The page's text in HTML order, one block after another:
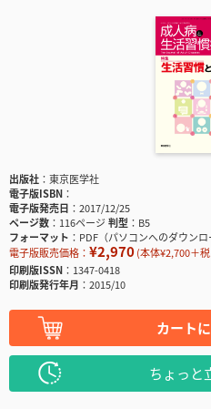
出版社
東京医学社
電子版ISBN
電子版発売日
2017/12/25
ページ数
116ページ判型
B5
フォーマット
PDF（パソコンへのダウンロ
電子版販売価格： ¥2,970(本体¥2,700＋
印刷版ISSN
1347-0418
印刷版発行年月
2015/10
カート
ちょっと